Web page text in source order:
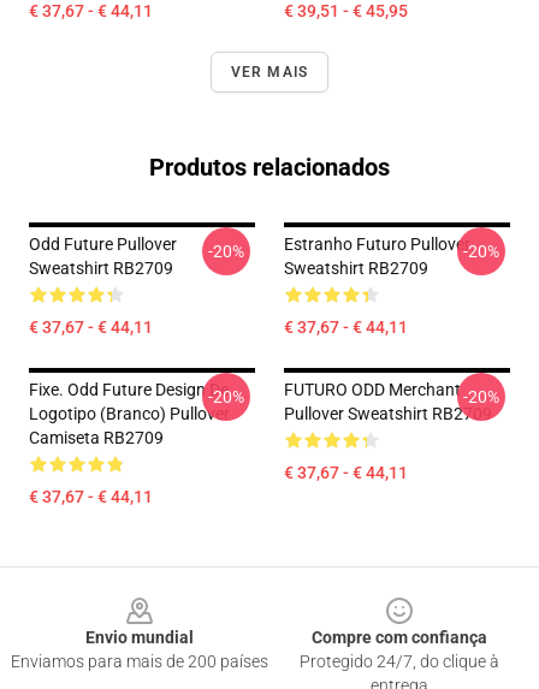
€ 37,67 - € 44,11 € 39,51 - € 45,95
VER MAIS
Produtos relacionados
Odd Future Pullover
Sweatshirt RB2709
€ 37,67 - € 44,11
-20%
Estranho Futuro Pullover
Sweatshirt RB2709
€ 37,67 - € 44,11
-20%
Fixe. Odd Future Design De
Logotipo (branco) Pullover
Camiseta RB2709
€ 37,67 - € 44,11
-20%
FUTURO ODD Merchant
Pullover Sweatshirt RB2709
€ 37,67 - € 44,11
-20%
Envio mundial
Enviamos para mais de 200 países
Compre com confiança
Protegido 24/7, do clique à